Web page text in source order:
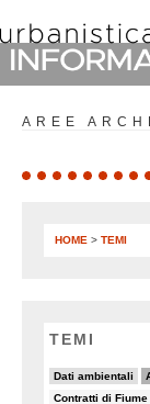
AREE
HOME > TEMI
TEMI
Dati ambientali
10/90
37/90
7/90
Contratti di Fiume
5/90
5/90
5/90
8/90